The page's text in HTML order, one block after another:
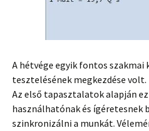
A hétvége egyik fontos szakmai
tesztelésének megkezdése volt.
Az első tapasztalatok alapján
használhatónak és
szinkronizálni a munkát.